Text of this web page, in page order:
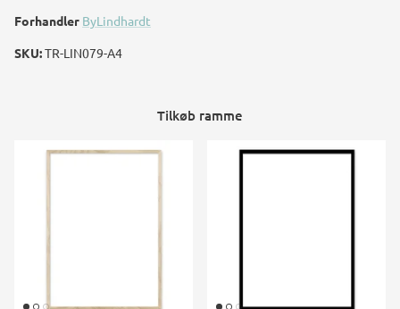
Forhandler ByLindhardt
SKU:TR-LIN079-A4
Tilkøb ramme